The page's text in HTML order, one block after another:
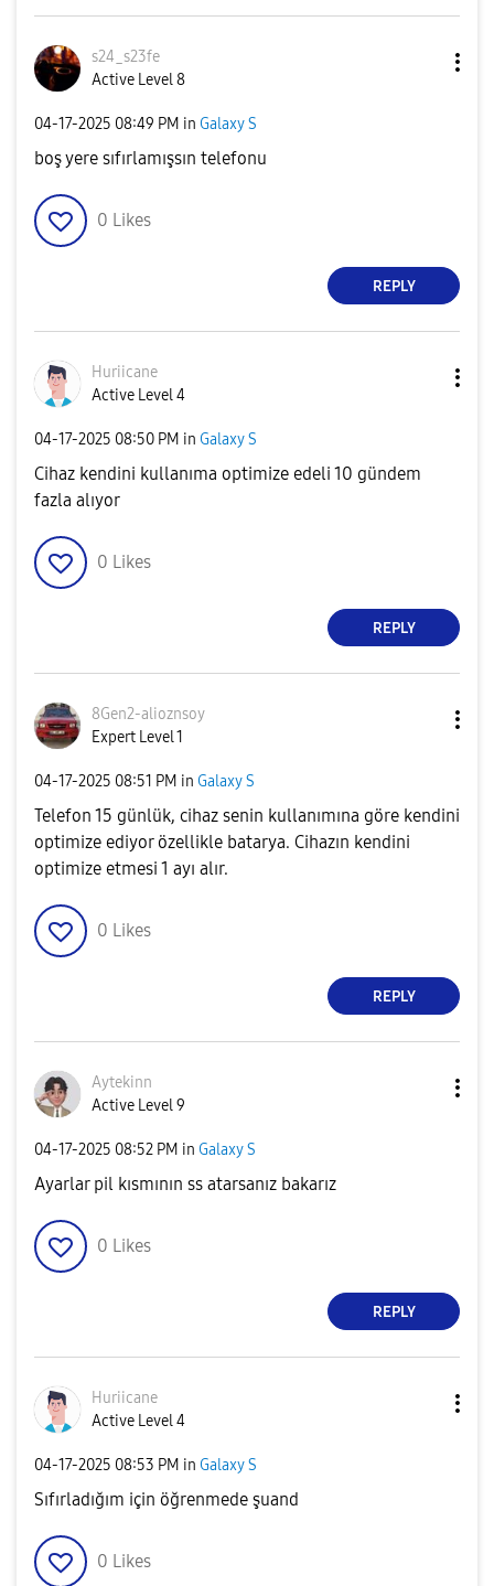
s24_s23fe
Active Level 8
‎04-17-2025 08:49 PM in Galaxy S
boş yere sıfırlamışsın telefonu
0 Likes
REPLY
Huriicane
Active Level 4
‎04-17-2025 08:50 PM in Galaxy S
Cihaz kendini kullanıma optimize edeli 10 gündem
fazla alıyor
0 Likes
REPLY
8Gen2-alioznsoy
Expert Level 1
‎04-17-2025 08:51 PM in Galaxy S
Telefon 15 günlük, cihaz senin kullanımına göre kendini
optimize ediyor özellikle batarya. Cihazın kendini
optimize etmesi 1 ayı alır.
0 Likes
REPLY
Aytekinn
Active Level 9
‎04-17-2025 08:52 PM in Galaxy S
Ayarlar pil kısmının ss atarsanız bakarız
0 Likes
REPLY
Huriicane
Active Level 4
‎04-17-2025 08:53 PM in Galaxy S
Sıfırladığım için öğrenmede şuand
0 Likes